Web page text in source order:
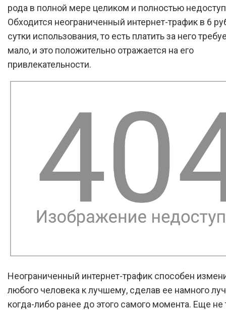
рода в полной мере целиком и полностью
Обходится неограниченный интернет-трафик в 6
сутки использования, то есть платить за него
мало, и это положительно отражается на его
привлекательности.
Неограниченный интернет-трафик способен
любого человека к лучшему, сделав ее намного
когда-либо ранее до этого самого момента. Еще не